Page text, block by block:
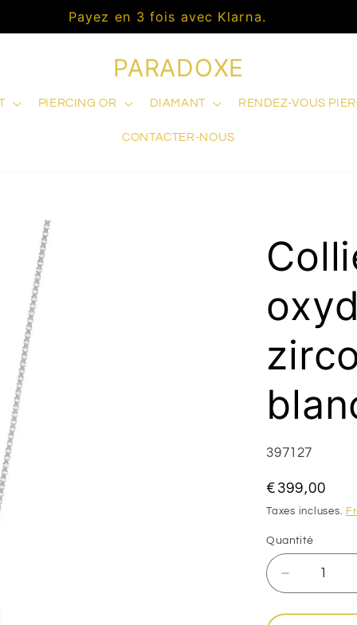
Livraison offerte
PARADOXE
PIERCING OR DIAMANT RENDEZ-VOUS
CONTACTER-NOUS
SKU:
397127
Prix
habituel
€399,00
Taxes incluses.
Quantité
Réduire
la
quantité